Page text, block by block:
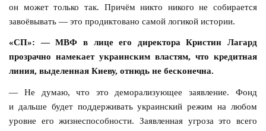
он может только так. Причём никто никого не собирается
завоёвывать — это продиктовано самой логикой истории.
«СП»: — МВФ в лице его директора Кристин Лагард
прозрачно намекает украинским властям, что кредитная
линия, выделенная Киеву, отнюдь не бесконечна.
— Не думаю, что это деморализующее заявление. Фонд
и дальше будет поддерживать украинский режим на любом
уровне его жизнеспособности. Заявленная угроза это всего